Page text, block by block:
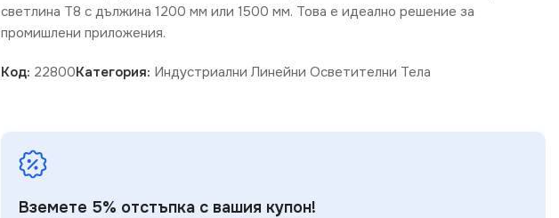
светлина T8 с дължина 1200 мм или 1500 мм. Това е идеално решение за
промишлени приложения.
Код: 22800Категория: Индустриални Линейни Осветителни Тела
Вземете 5% отстъпка с вашия купон!